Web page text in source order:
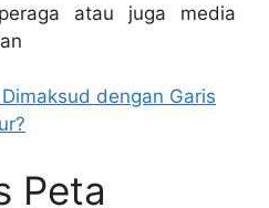
atau juga media
dengan Garis
Peta